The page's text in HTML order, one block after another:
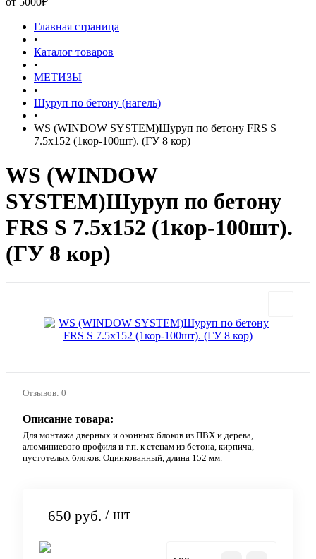
Главная страница
•
Каталог товаров
•
МЕТИЗЫ
•
Шуруп по бетону (нагель)
•
WS (WINDOW SYSTEM)Шуруп по бетону FRS S
7.5х152 (1кор-100шт). (ГУ 8 кор)
WS (WINDOW
SYSTEM)Шуруп по бетону
FRS S 7.5х152 (1кор-100шт).
(ГУ 8 кор)
Отзывов: 0
Описание товара:
Для монтажа дверных и оконных блоков из ПВХ и дерева,
алюминиевого профиля и т.п. к стенам из бетона, кирпича,
пустотелых блоков. Оцинкованный, длина 152 мм.
650 руб. / шт